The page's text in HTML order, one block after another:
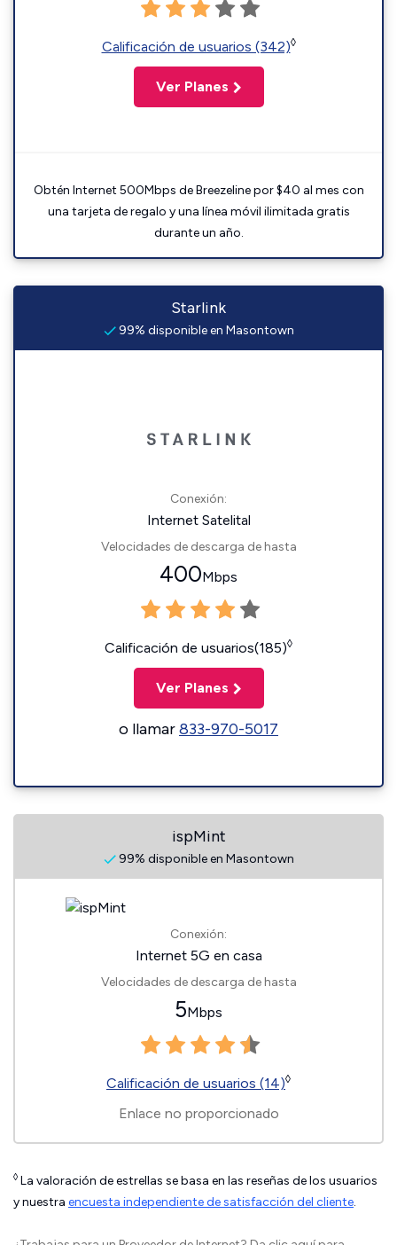
Calificación de usuarios (342)◊
Ver Planes
Obtén Internet 500Mbps de Breezeline por $40 al mes con
una tarjeta de regalo y una línea móvil ilimitada gratis
durante un año.
Starlink
99% disponible en Masontown
Conexión:
Internet Satelital
Velocidades de descarga de hasta
400Mbps
Calificación de usuarios(185)◊
Ver Planes
o llamar833-970-5017
ispMint
99% disponible en Masontown
Conexión:
Internet 5G en casa
Velocidades de descarga de hasta
5Mbps
Calificación de usuarios (14)◊
Enlace no proporcionado
◊ La valoración de estrellas se basa en las reseñas de los usuarios
y nuestra encuesta independiente de satisfacción del cliente.